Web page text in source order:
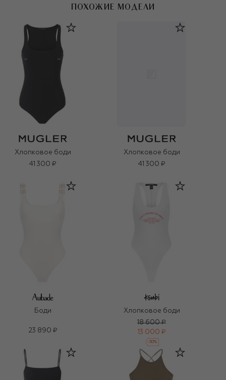
ПОХОЖИЕ МОДЕЛИ
Хлопковое боди
41 300 ₽
Хлопковое боди
41 300 ₽
Боди
23 890 ₽
Хлопковое боди
18 600 ₽
13 000 ₽
-30%